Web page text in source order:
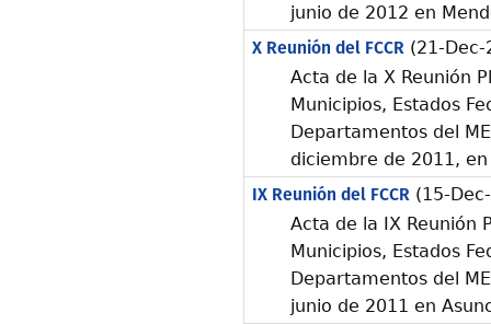
junio de 2012 en
X Reunión del FCCR (21-Dec-
Acta de la X Reunión
Municipios, Estados
Departamentos del
diciembre de 2011,
IX Reunión del FCCR (15-
Acta de la IX Reunión
Municipios, Estados
Departamentos del
junio de 2011 en